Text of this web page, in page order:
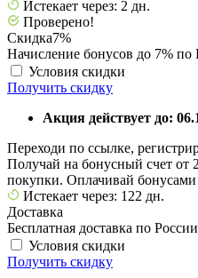
Истекает через: 2 дн.
Проверено!
Скидка7%
Начисление бонусов до 7% по
Условия скидки
Получить скидку
Акция действует до:
Переходи по ссылке,
Получай на бонусный счет от
покупки. Оплачивай
Истекает через: 122 дн.
Доставка
Бесплатная доставка по
Условия скидки
Получить скидку